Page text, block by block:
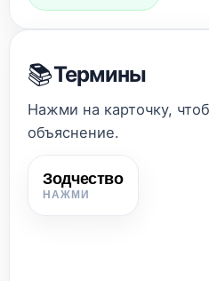
📚Термины
Нажми на карточку,
объяснение.
Зодчество
Искусство строительства